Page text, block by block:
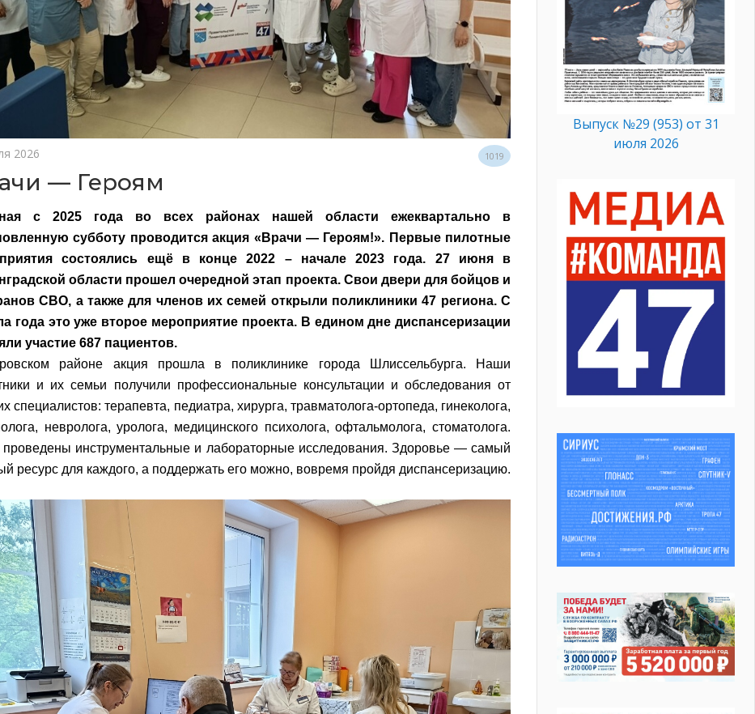
2026 1019
— Героям
с 2025 года во всех районах нашей области ежеквартально в
субботу проводится акция «Врачи — Героям!». Первые пилотные
состоялись ещё в конце 2022 – начале 2023 года. 27 июня в
области прошел очередной этап проекта. Свои двери для бойцов и
СВО, а также для членов их семей открыли поликлиники 47 региона. С
года это уже второе мероприятие проекта. В едином дне диспансеризации
участие 687 пациентов.
районе акция прошла в поликлинике города Шлиссельбурга. Наши
и их семьи получили профессиональные консультации и обследования от
специалистов: терапевта, педиатра, хирурга, травматолога-ортопеда, гинеколога,
невролога, уролога, медицинского психолога, офтальмолога, стоматолога.
инструментальные и лабораторные исследования. Здоровье — самый
ресурс для каждого, а поддержать его можно, вовремя пройдя диспансеризацию.
Выпуск №29 (953) от 31
июля 2026